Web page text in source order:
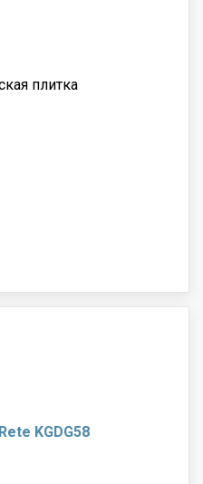
плитка
KGDG58